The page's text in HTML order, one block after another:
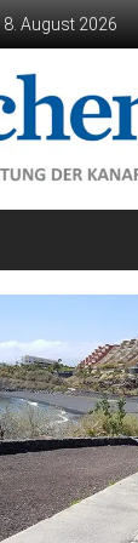
8. August 2026